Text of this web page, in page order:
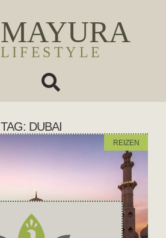
TAG: DUBAI
REIZEN